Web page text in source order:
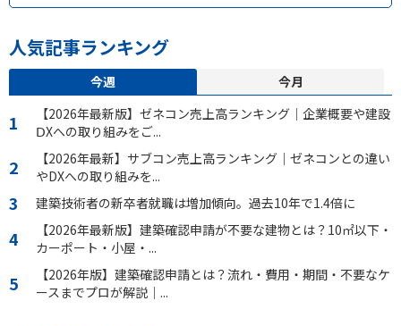
人気記事ランキング
今週
今月
【2026年最新版】ゼネコン売上高ランキング｜企業概要や建設
ⅮXへの取り組みをご...
【2026年最新】サブコン売上高ランキング｜ゼネコンとの違い
やDXへの取り組みを...
建築技術者の新卒者就職は増加傾向。過去10年で1.4倍に
【2026年最新版】建築確認申請が不要な建物とは？10㎡以下・
カーポート・小屋・...
【2026年版】建築確認申請とは？流れ・費用・期間・不要なケ
ースまでプロが解説｜...